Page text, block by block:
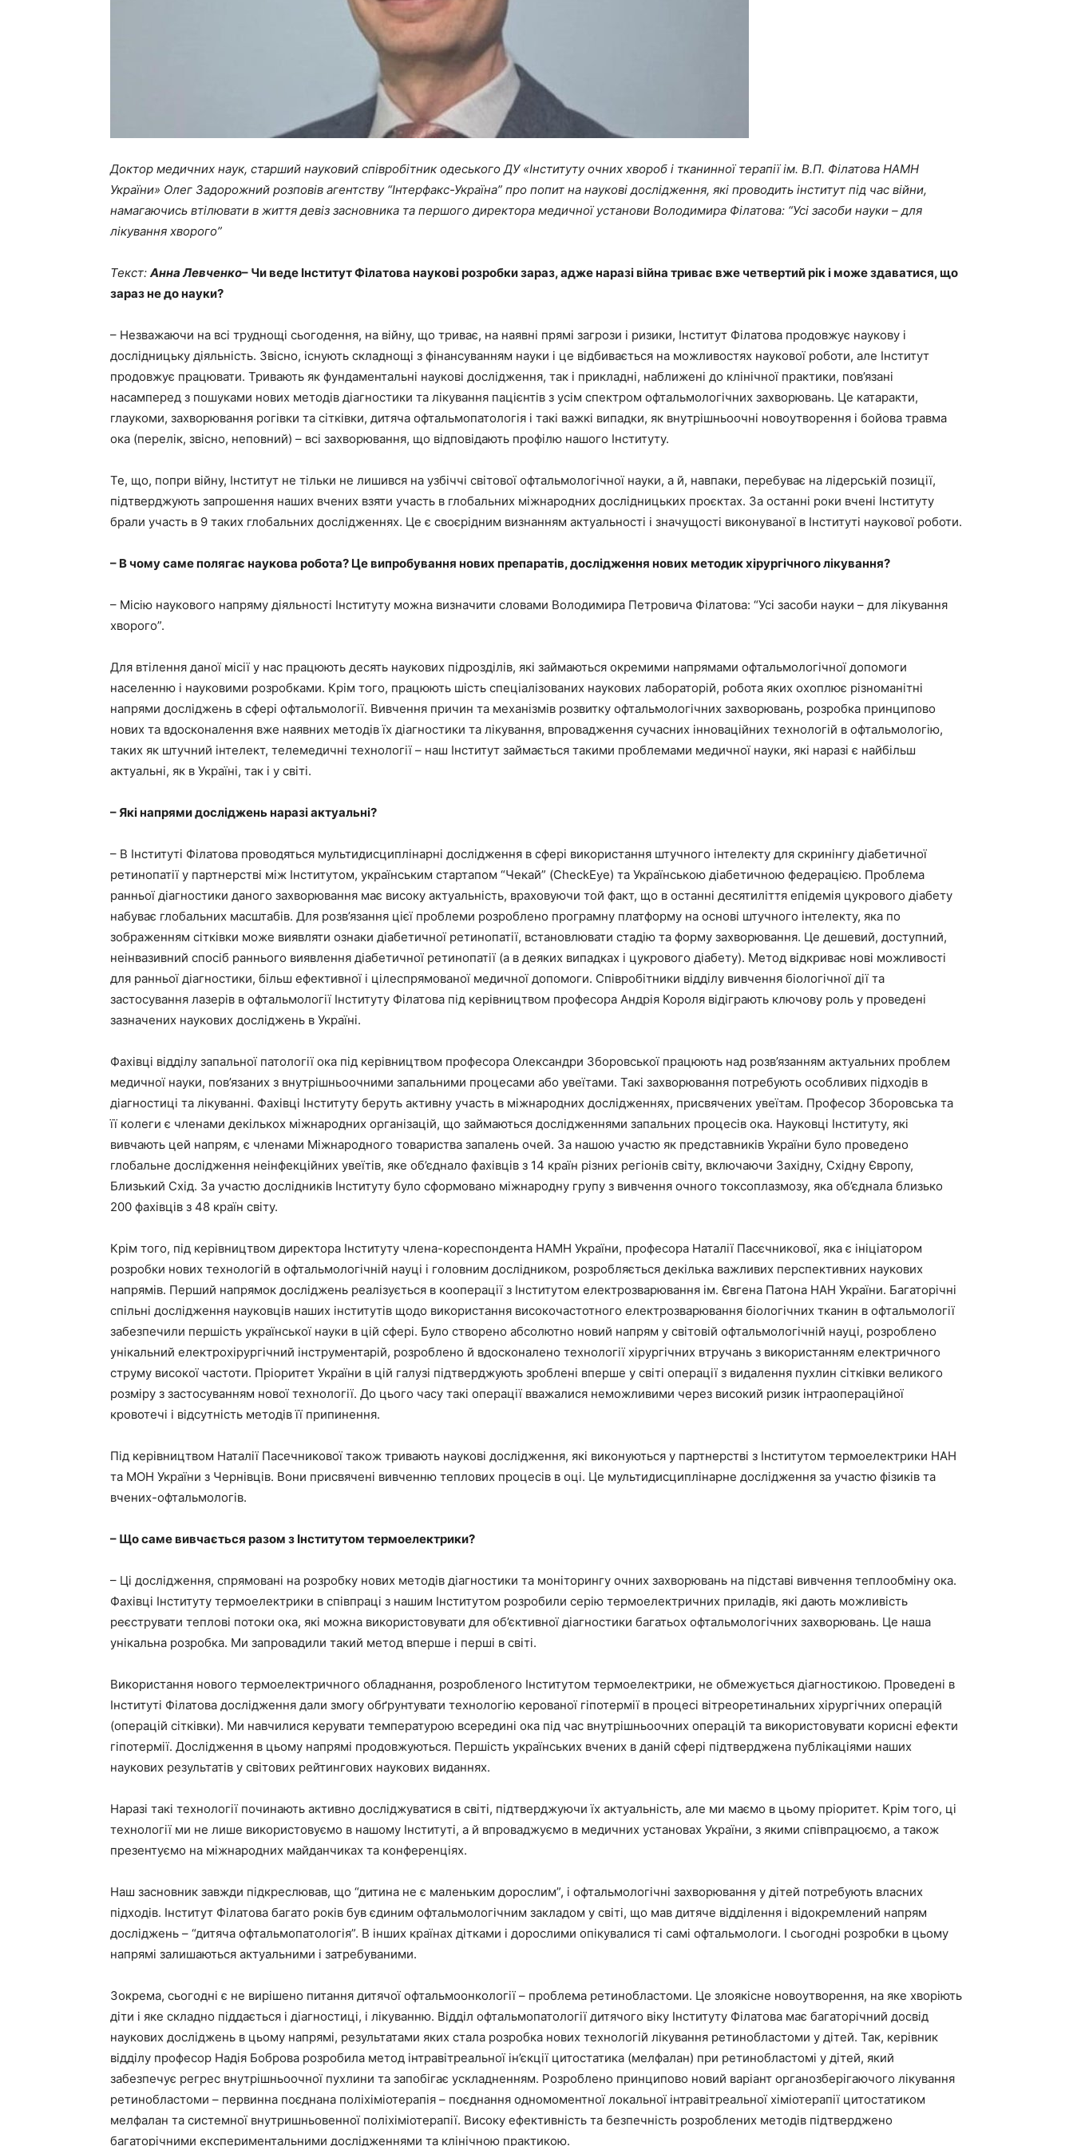
Доктор медичних наук, старший науковий співробітник одеськогоДУ «Інституту очних хвороб і тканинної терапії ім. В.П. Філатова НАМН
України» Олег Задорожний розповів агентству “Інтерфакс-Україна” про попит на наукові дослідження, які проводить інститут під час війни,
намагаючись втілювати в життя девіз засновника та першого директора медичної установи Володимира Філатова: “Усі засоби науки – для
лікування хворого”
Текст: Анна Левченко– Чи веде Інститут Філатова наукові розробки зараз, адже наразі війна триває вже четвертий рік і може здаватися, що
зараз не до науки?
– Незважаючи на всі труднощі сьогодення, на війну, що триває, на наявні прямі загрози і ризики, Інститут Філатова продовжує наукову і
дослідницьку діяльність. Звісно, існують складнощі з фінансуванням науки і це відбивається на можливостях наукової роботи, але Інститут
продовжує працювати. Тривають як фундаментальні наукові дослідження, так і прикладні, наближені до клінічної практики, пов’язані
насамперед з пошуками нових методів діагностики та лікування пацієнтів з усім спектром офтальмологічних захворювань. Це катаракти,
глаукоми, захворювання рогівки та сітківки, дитяча офтальмопатологія і такі важкі випадки, як внутрішньоочні новоутворення і бойова травма
ока (перелік, звісно, неповний) – всі захворювання, що відповідають профілю нашого Інституту.
Те, що, попри війну, Інститут не тільки не лишився на узбіччі світової офтальмологічної науки, а й, навпаки, перебуває на лідерській позиції,
підтверджують запрошення наших вчених взяти участь в глобальних міжнародних дослідницьких проєктах. За останні роки вчені Інституту
брали участь в 9 таких глобальних дослідженнях. Це є своєрідним визнанням актуальності і значущості виконуваної в Інституті наукової роботи.
– В чому саме полягає наукова робота? Це випробування нових препаратів, дослідження нових методик хірургічного лікування?
– Місію наукового напряму діяльності Інституту можна визначити словами Володимира Петровича Філатова: “Усі засоби науки – для лікування
хворого”.
Для втілення даної місії у нас працюють десять наукових підрозділів, які займаються окремими напрямами офтальмологічної допомоги
населенню і науковими розробками. Крім того, працюють шість спеціалізованих наукових лабораторій, робота яких охоплює різноманітні
напрями досліджень в сфері офтальмології. Вивчення причин та механізмів розвитку офтальмологічних захворювань, розробка принципово
нових та вдосконалення вже наявних методів їх діагностики та лікування, впровадження сучасних інноваційних технологій в офтальмологію,
таких як штучний інтелект, телемедичні технології – наш Інститут займається такими проблемами медичної науки, які наразі є найбільш
актуальні, як в Україні, так і у світі.
– Які напрями досліджень наразі актуальні?
– В Інституті Філатова проводяться мультидисциплінарні дослідження в сфері використання штучного інтелекту для скринінгу діабетичної
ретинопатії у партнерстві між Інститутом, українським стартапом “Чекай” (CheckEye) та Українською діабетичною федерацією. Проблема
ранньої діагностики даного захворювання має високу актуальність, враховуючи той факт, що в останні десятиліття епідемія цукрового діабету
набуває глобальних масштабів. Для розв’язання цієї проблеми розроблено програмну платформу на основі штучного інтелекту, яка по
зображенням сітківки може виявляти ознаки діабетичної ретинопатії, встановлювати стадію та форму захворювання. Це дешевий, доступний,
неінвазивний спосіб раннього виявлення діабетичної ретинопатії (а в деяких випадках і цукрового діабету). Метод відкриває нові можливості
для ранньої діагностики, більш ефективної і цілеспрямованої медичної допомоги. Співробітники відділу вивчення біологічної дії та
застосування лазерів в офтальмології Інституту Філатова під керівництвом професора Андрія Короля відіграють ключову роль у проведені
зазначених наукових досліджень в Україні.
Фахівці відділу запальної патології ока під керівництвом професора Олександри Зборовської працюють над розв’язанням актуальних проблем
медичної науки, пов’язаних з внутрішньоочними запальними процесами або увеїтами. Такі захворювання потребують особливих підходів в
діагностиці та лікуванні. Фахівці Інституту беруть активну участь в міжнародних дослідженнях, присвячених увеїтам. Професор Зборовська та
її колеги є членами декількох міжнародних організацій, що займаються дослідженнями запальних процесів ока. Науковці Інституту, які
вивчають цей напрям, є членами Міжнародного товариства запалень очей. За нашою участю як представників України було проведено
глобальне дослідження неінфекційних увеїтів, яке об’єднало фахівців з 14 країн різних регіонів світу, включаючи Західну, Східну Європу,
Близький Схід. За участю дослідників Інституту було сформовано міжнародну групу з вивчення очного токсоплазмозу, яка об’єднала близько
200 фахівців з 48 країн світу.
Крім того, під керівництвом директора Інституту члена-кореспондента НАМН України, професора Наталії Пасєчникової, яка є ініціатором
розробки нових технологій в офтальмологічній науці і головним дослідником, розробляється декілька важливих перспективних наукових
напрямів. Перший напрямок досліджень реалізується в кооперації з Інститутом електрозварювання ім. Євгена Патона НАН України. Багаторічні
спільні дослідження науковців наших інститутів щодо використання високочастотного електрозварювання біологічних тканин в офтальмології
забезпечили першість української науки в цій сфері. Було створено абсолютно новий напрям у світовій офтальмологічній науці, розроблено
унікальний електрохірургічний інструментарій, розроблено й вдосконалено технології хірургічних втручань з використанням електричного
струму високої частоти. Пріоритет України в цій галузі підтверджують зроблені вперше у світі операції з видалення пухлин сітківки великого
розміру з застосуванням нової технології. До цього часу такі операції вважалися неможливими через високий ризик інтраопераційної
кровотечі і відсутність методів її припинення.
Під керівництвом Наталії Пасечникової також тривають наукові дослідження, які виконуються у партнерстві з Інститутом термоелектрики НАН
та МОН України з Чернівців. Вони присвячені вивченню теплових процесів в оці. Це мультидисциплінарне дослідження за участю фізиків та
вчених-офтальмологів.
– Що саме вивчається разом з Інститутом термоелектрики?
– Ці дослідження, спрямовані на розробку нових методів діагностики та моніторингу очних захворювань на підставі вивчення теплообміну ока.
Фахівці Інституту термоелектрики в співпраці з нашим Інститутом розробили серію термоелектричних приладів, які дають можливість
реєструвати теплові потоки ока, які можна використовувати для об’єктивної діагностики багатьох офтальмологічних захворювань. Це наша
унікальна розробка. Ми запровадили такий метод вперше і перші в світі.
Використання нового термоелектричного обладнання, розробленого Інститутом термоелектрики, не обмежується діагностикою. Проведені в
Інституті Філатова дослідження дали змогу обґрунтувати технологію керованої гіпотермії в процесі вітреоретинальних хірургічних операцій
(операцій сітківки). Ми навчилися керувати температурою всередині ока під час внутрішньоочних операцій та використовувати корисні ефекти
гіпотермії. Дослідження в цьому напрямі продовжуються. Першість українських вчених в даній сфері підтверджена публікаціями наших
наукових результатів у світових рейтингових наукових виданнях.
Наразі такі технології починають активно досліджуватися в світі, підтверджуючи їх актуальність, але ми маємо в цьому пріоритет. Крім того, ці
технології ми не лише використовуємо в нашому Інституті, а й впроваджуємо в медичних установах України, з якими співпрацюємо, а також
презентуємо на міжнародних майданчиках та конференціях.
Наш засновник завжди підкреслював, що “дитина не є маленьким дорослим”, і офтальмологічні захворювання у дітей потребують власних
підходів. Інститут Філатова багато років був єдиним офтальмологічним закладом у світі, що мав дитяче відділення і відокремлений напрям
досліджень – “дитяча офтальмопатологія”. В інших країнах дітками і дорослими опікувалися ті самі офтальмологи. І сьогодні розробки в цьому
напрямі залишаються актуальними і затребуваними.
Зокрема, сьогодні є не вирішено питання дитячої офтальмоонкології – проблема ретинобластоми. Це злоякісне новоутворення, на яке хворіють
діти і яке складно піддається і діагностиці, і лікуванню. Відділ офтальмопатології дитячого віку Інституту Філатова має багаторічний досвід
наукових досліджень в цьому напрямі, результатами яких стала розробка нових технологій лікування ретинобластоми у дітей. Так, керівник
відділу професор Надія Боброва розробила метод інтравітреальної ін’єкції цитостатика (мелфалан) при ретинобластомі у дітей, який
забезпечує регрес внутрішньоочної пухлини та запобігає ускладненням. Розроблено принципово новий варіант органозберігаючого лікування
ретинобластоми – первинна поєднана поліхіміотерапія – поєднання одномоментної локальної інтравітреальної хіміотерапії цитостатиком
мелфалан та системної внутришньовенної поліхіміотерапії. Високу ефективність та безпечність розроблених методів підтверджено
багаторічними експериментальними дослідженнями та клінічною практикою.